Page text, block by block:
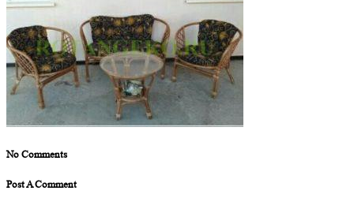
No Comments
Post A Comment